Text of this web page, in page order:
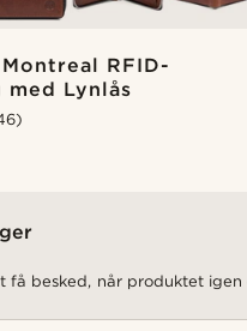
RFID-
Lynlås
få besked, når produktet